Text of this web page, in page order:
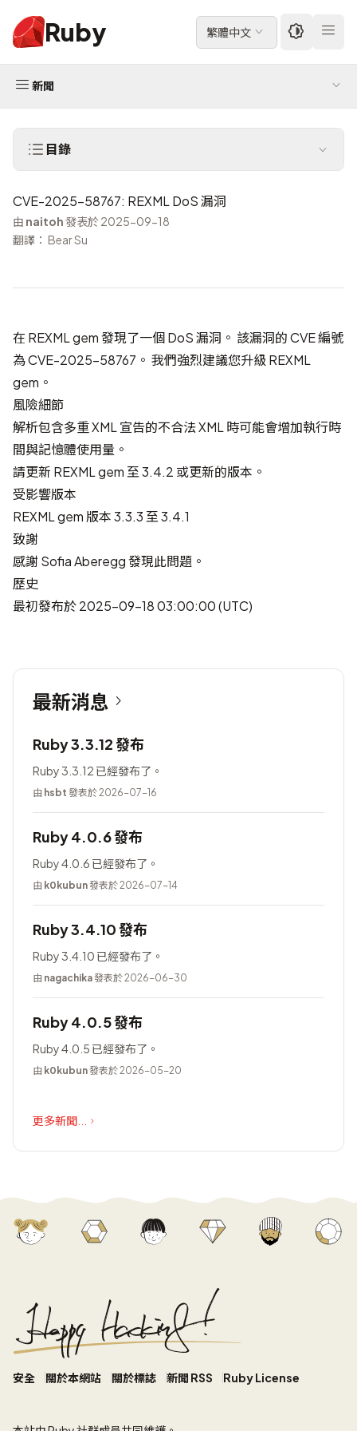
Ruby 繁體中文
新聞
目錄
CVE-2025-58767: REXML DoS 漏洞
由 naitoh發表於 2025-09-18
翻譯： Bear Su
在 REXML gem 發現了一個 DoS 漏洞。 該漏洞的 CVE 編號
為CVE-2025-58767 。 我們強烈建議您升級 REXML
gem。
風險細節
解析包含多重 XML 宣告的不合法 XML 時可能會增加執行時
間與記憶體使用量。
請更新 REXML gem 至 3.4.2 或更新的版本。
受影響版本
REXML gem 版本 3.3.3 至 3.4.1
致謝
感謝 Sofia Aberegg發現此問題。
歷史
最初發布於 2025-09-18 03:00:00 (UTC)
最新消息
Ruby 3.3.12 發布
Ruby 3.3.12 已經發布了。
由 hsbt 發表於 2026-07-16
Ruby 4.0.6 發布
Ruby 4.0.6 已經發布了。
由 k0kubun發表於 2026-07-14
Ruby 3.4.10 發布
Ruby 3.4.10 已經發布了。
由 nagachika發表於 2026-06-30
Ruby 4.0.5 發布
Ruby 4.0.5 已經發布了。
由 k0kubun發表於 2026-05-20
更多新聞...
安全 關於本網站 關於標誌 新聞 RSS Ruby License